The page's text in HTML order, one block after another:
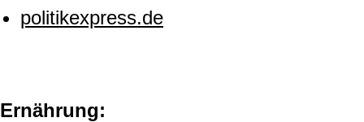
politikexpress.de
Ernährung: